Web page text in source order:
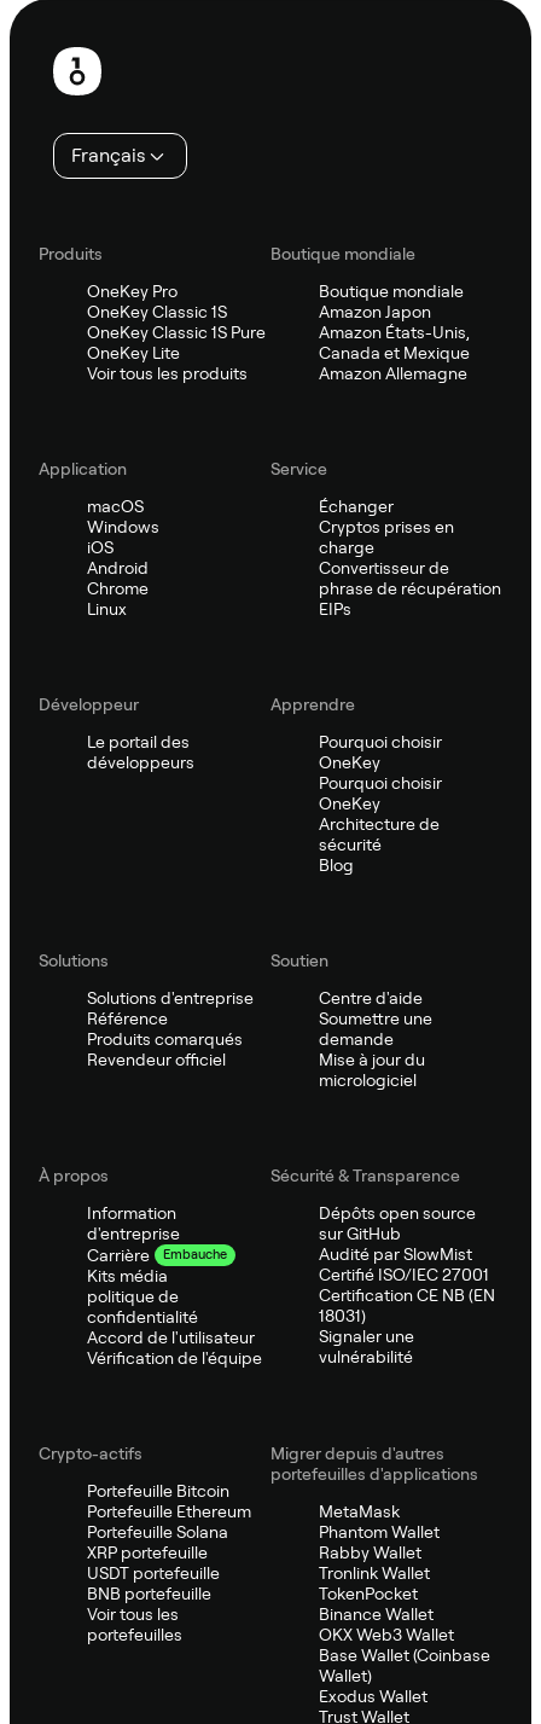
Pied
page
Français
Produits
OneKey Pro
OneKey Classic 1S
OneKey Classic 1S Pure
OneKey Lite
Voir tous les produits
Boutique mondiale
Boutique mondiale
Amazon Japon
Amazon États-Unis,
Canada et Mexique
Amazon Allemagne
Application
macOS
Windows
iOS
Android
Chrome
Linux
Service
Échanger
Cryptos prises en
charge
Convertisseur de
phrase de récupération
EIPs
Développeur
Le portail des
développeurs
Apprendre
Pourquoi choisir
OneKey
Pourquoi choisir
OneKey
Architecture de
sécurité
Blog
Solutions
Solutions d'entreprise
Référence
Produits comarqués
Revendeur officiel
Soutien
Centre d'aide
Soumettre une
demande
Mise à jour du
micrologiciel
À propos
Information
d'entreprise
Carrière
Embauche
Kits média
politique de
confidentialité
Accord de l'utilisateur
Vérification de l'équipe
Sécurité & Transparence
Dépôts open source
sur GitHub
Audité par SlowMist
Certifié ISO/IEC 27001
Certification CE NB (EN
18031)
Signaler une
vulnérabilité
Crypto-actifs
Portefeuille Bitcoin
Portefeuille Ethereum
Portefeuille Solana
XRP portefeuille
USDT portefeuille
BNB portefeuille
Voir tous les
portefeuilles
Migrer depuis d'autres
portefeuilles d'applications
MetaMask
Phantom Wallet
Rabby Wallet
Tronlink Wallet
TokenPocket
Binance Wallet
OKX Web3 Wallet
Base Wallet (Coinbase
Wallet)
Exodus Wallet
Trust Wallet